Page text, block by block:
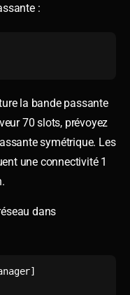
:
la bande passante
70 slots, prévoyez
symétrique. Les
une connectivité 1
dans